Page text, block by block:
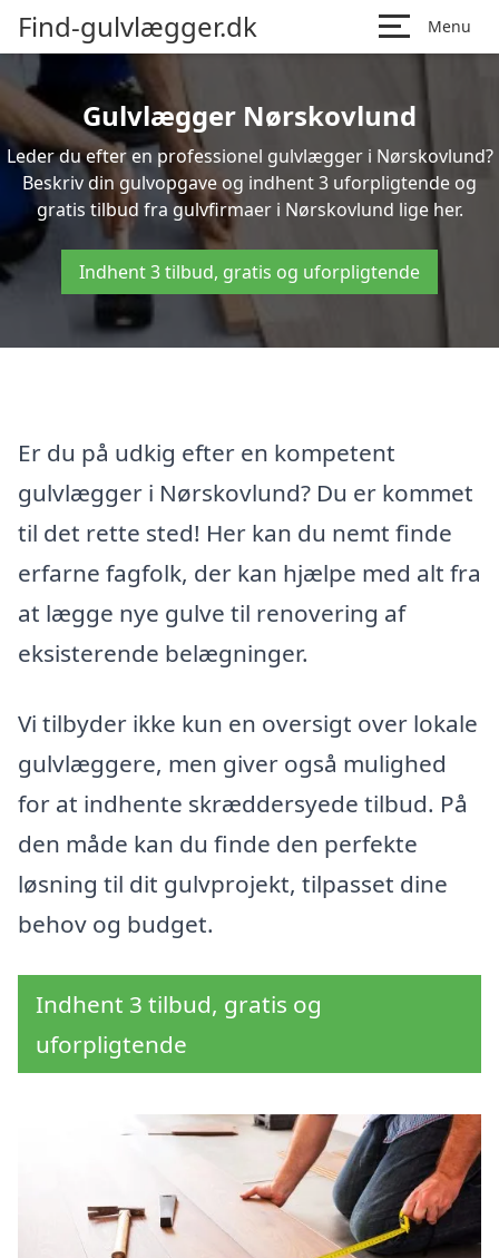
Find-gulvlægger.dk Menu
Gulvlægger Nørskovlund
Leder du efter en professionel gulvlægger i Nørskovlund?
Beskriv din gulvopgave og indhent 3 uforpligtende og
gratis tilbud fra gulvfirmaer i Nørskovlund lige her.
Indhent 3 tilbud, gratis og uforpligtende
Er du på udkig efter en kompetent
gulvlægger i Nørskovlund? Du er kommet
til det rette sted! Her kan du nemt finde
erfarne fagfolk, der kan hjælpe med alt fra
at lægge nye gulve til renovering af
eksisterende belægninger.
Vi tilbyder ikke kun en oversigt over lokale
gulvlæggere, men giver også mulighed
for at indhente skræddersyede tilbud. På
den måde kan du finde den perfekte
løsning til dit gulvprojekt, tilpasset dine
behov og budget.
Indhent 3 tilbud, gratis og
uforpligtende